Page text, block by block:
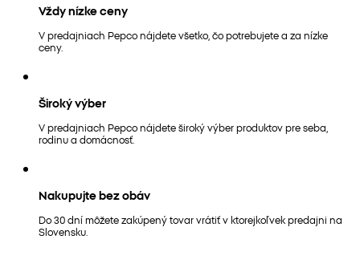
Vždy nízke ceny
V predajniach Pepco nájdete všetko, čo potrebujete a za nízke
ceny.
Široký výber
V predajniach Pepco nájdete široký výber produktov pre seba,
rodinu a domácnosť.
Nakupujte bez obáv
Do 30 dní môžete zakúpený tovar vrátiť v ktorejkoľvek predajni na
Slovensku.